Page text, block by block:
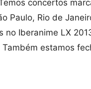
concertos
Paulo, Rio de
no Iberanime LX
Também estamos